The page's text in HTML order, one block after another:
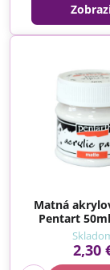
Matná
Pentart
2,30